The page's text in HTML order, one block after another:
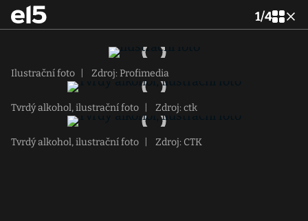
1/4
Ilustrační foto Zdroj: Profimedia
Tvrdý alkohol, ilustrační foto Zdroj: ctk
Tvrdý alkohol, ilustrační foto Zdroj: CTK